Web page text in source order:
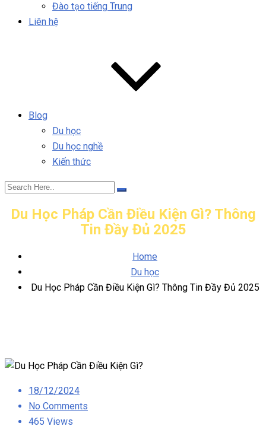
Đào tạo tiếng Trung
Liên hệ
Blog
Du học
Du học nghề
Kiến thức
Du Học Pháp Cần Điều Kiện Gì? Thông
Tin Đầy Đủ 2025
Home
Du học
Du Học Pháp Cần Điều Kiện Gì? Thông Tin Đầy Đủ 2025
Posted
on
18/12/2024
No Comments
465 Views